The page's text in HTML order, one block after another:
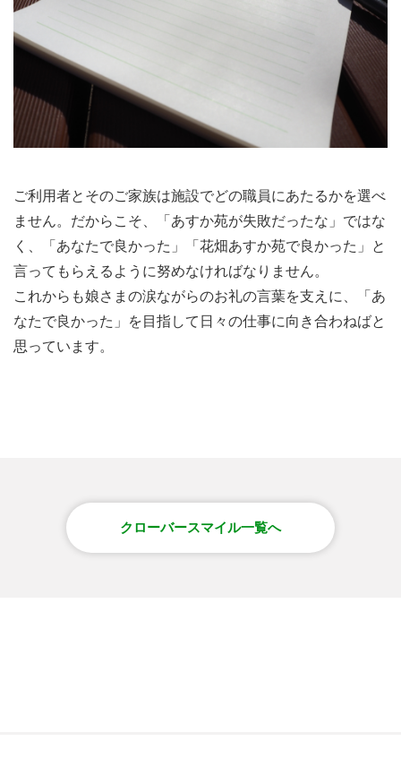
ご利用者とそのご家族は施設でどの職員にあたるかを選べ
ません。だからこそ、「あすか苑が失敗だったな」ではな
く、「あなたで良かった」「花畑あすか苑で良かった」と
言ってもらえるように努めなければなりません。
これからも娘さまの涙ながらのお礼の言葉を支えに、「あ
なたで良かった」を目指して日々の仕事に向き合わねばと
思っています。
クローバースマイル一覧へ